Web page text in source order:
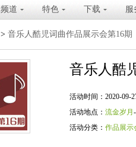
频道 特色 下载 服
> 音乐人酷児词曲作品展示会第16期
音乐人酷
活动时间：2020-09-
活动地点： 流金岁月
活动分类： 作品展示